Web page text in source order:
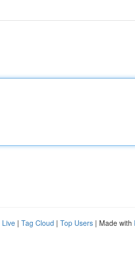
Live | Tag Cloud | Top Users | Made with